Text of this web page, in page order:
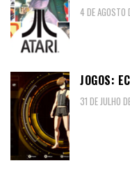
4 DE
JOGOS:
31 DE JULHO